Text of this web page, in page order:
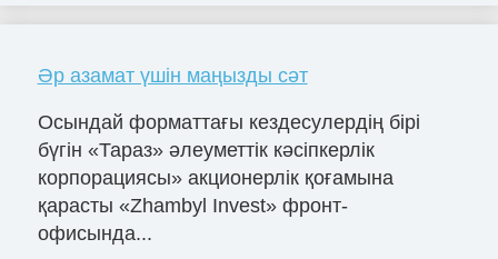
Әр азамат үшін маңызды сәт
Осындай форматтағы кездесулердің бірі
бүгін «Тараз» әлеуметтік кәсіпкерлік
корпорациясы» акционерлік қоғамына
қарасты «Zhambyl Invest» фронт-
офисында...